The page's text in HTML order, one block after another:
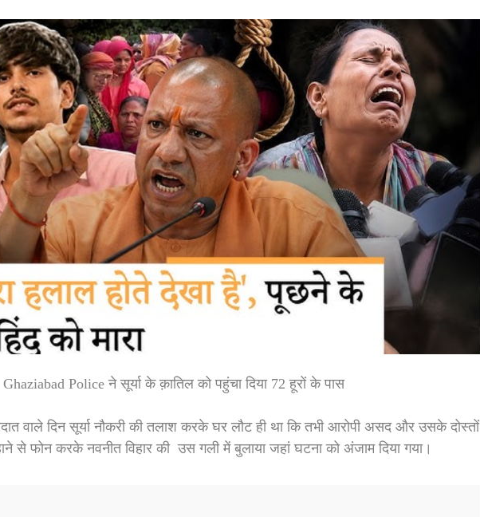
Ghaziabad Police ने सूर्या के क़ातिल को पहुंचा दिया 72 हूरों के पास
वाले दिन सूर्या नौकरी की तलाश करके घर लौट ही था कि तभी आरोपी असद और उसके दोस्तों
से फोन करके नवनीत विहार की उस गली में बुलाया जहां घटना को अंजाम दिया गया।